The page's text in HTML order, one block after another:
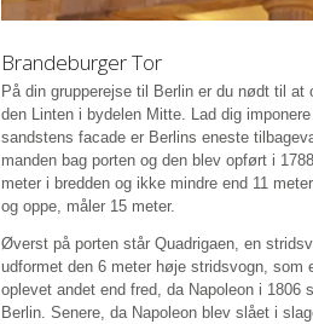
Brandeburger Tor
På din grupperejse til Berlin er du nødt til at
den Linten i bydelen Mitte. Lad dig
sandstens facade er Berlins eneste
manden bag porten og den blev opført i
meter i bredden og ikke mindre end 11
og oppe, måler 15 meter.
Øverst på porten står Quadrigaen, en
udformet den 6 meter høje stridsvogn, som
oplevet andet end fred, da Napoleon i
Berlin. Senere, da Napoleon blev slået i